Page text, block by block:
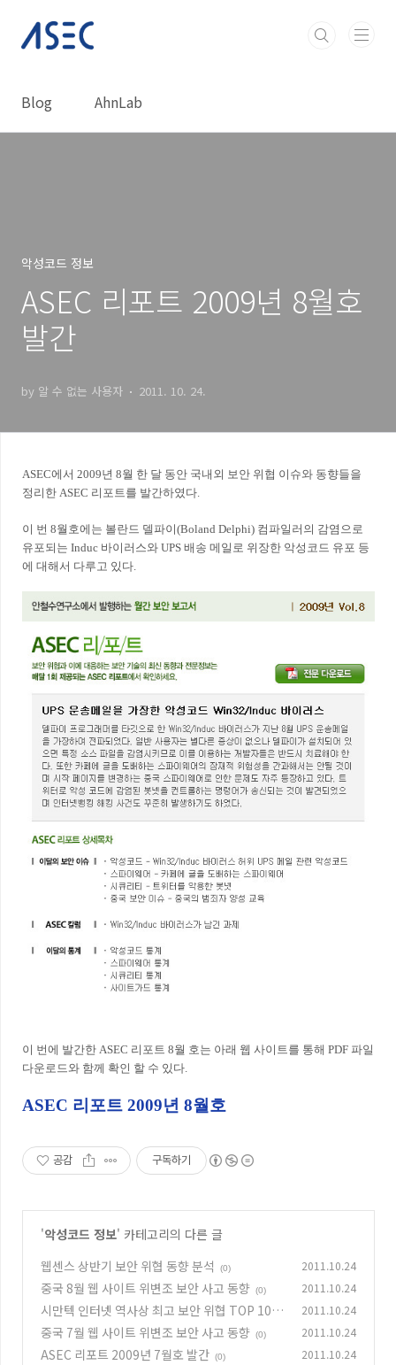
Blog AhnLab
악성코드 정보
ASEC 리포트 2009년 8월호
발간
by 알 수 없는 사용자 2011. 10. 24.
ASEC에서 2009년 8월 한 달 동안 국내외 보안 위협 이슈와 동향들을
정리한 ASEC 리포트를 발간하였다.
이 번 8월호에는 볼란드 델파이(Boland Delphi) 컴파일러의 감염으로
유포되는 Induc 바이러스와 UPS 배송 메일로 위장한 악성코드 유포 등
에 대해서 다루고 있다.
이 번에 발간한 ASEC 리포트 8월 호는 아래 웹 사이트를 통해 PDF 파일
다운로드와 함께 확인 할 수 있다.
ASEC 리포트 2009년 8월호
공감 구독하기
'악성코드 정보' 카테고리의 다른 글
웹센스 상반기 보안 위협 동향 분석
(0) 2011.10.24
중국 8월 웹 사이트 위변조 보안 사고 동향 (0) 2011.10.24
시만텍 인터넷 역사상 최고 보안 위협 TOP 10 발
표
(0)
2011.10.24
중국 7월 웹 사이트 위변조 보안 사고 동향 (0) 2011.10.24
ASEC 리포트 2009년 7월호 발간 (0) 2011.10.24